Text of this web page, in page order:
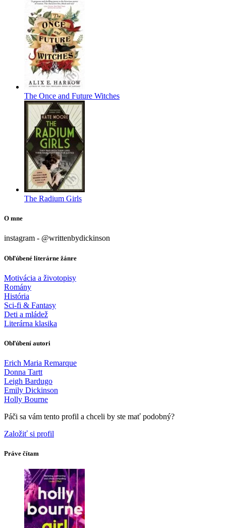
The Once and Future Witches
The Radium Girls
O mne
instagram - @writtenbydickinson
Obľúbené literárne žánre
Motivácia a životopisy
Romány
História
Sci-fi & Fantasy
Deti a mládež
Literárna klasika
Obľúbení autori
Erich Maria Remarque
Donna Tartt
Leigh Bardugo
Emily Dickinson
Holly Bourne
Páči sa vám tento profil a chceli by ste mať podobný?
Založiť si profil
Práve čítam